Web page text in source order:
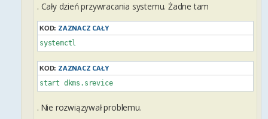
. Cały dzień przywracania systemu. Żadne tam
KOD: ZAZNACZ CAŁY
systemctl
KOD: ZAZNACZ CAŁY
start dkms.srevice
. Nie rozwiązywał problemu.